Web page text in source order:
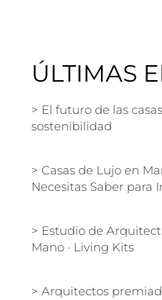
ÚLTIMAS
El futuro de las
sostenibilidad
Casas de Lujo en
Necesitas Saber para
Estudio de
Mano · Living Kits
Arquitectos